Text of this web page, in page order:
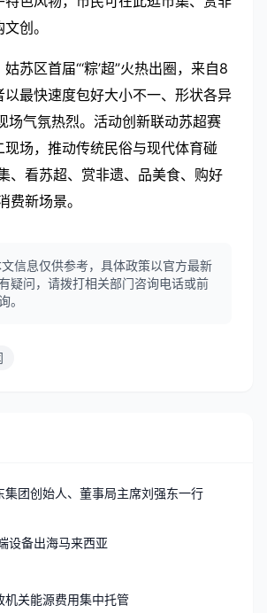
创。
苏区首届“‘粽’超”火热出圈，来自8
以最快速度包好大小不一、形状各异
场气氛热烈。活动创新联动苏超赛
场，推动传统民俗与现代体育碰
、看苏超、赏非遗、品美食、购好
费新场景。
信息仅供参考，具体政策以官方最新
疑问，请拨打相关部门咨询电话或前
。
集团创始人、董事局主席刘强东一行
设备出海马来西亚
机关能源费用集中托管